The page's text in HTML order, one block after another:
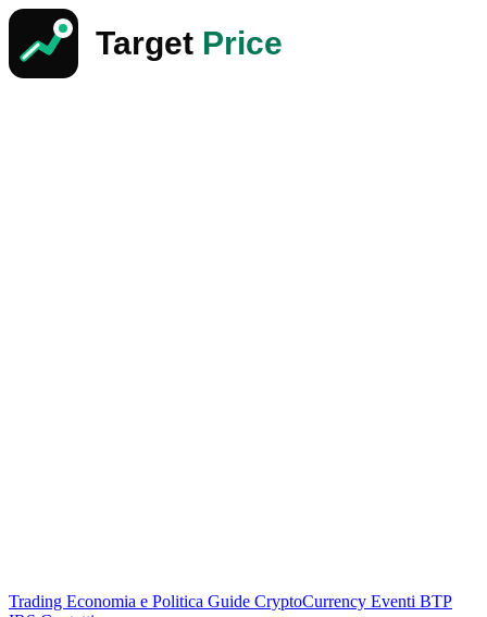
Trading Economia e Politica Guide CryptoCurrency Eventi BTP